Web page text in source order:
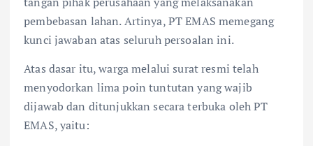
pembebasan lahan. Artinya, PT EMAS memegang
kunci jawaban atas seluruh persoalan ini.
Atas dasar itu, warga melalui surat resmi telah
menyodorkan lima poin tuntutan yang wajib
dijawab dan ditunjukkan secara terbuka oleh PT
EMAS, yaitu: